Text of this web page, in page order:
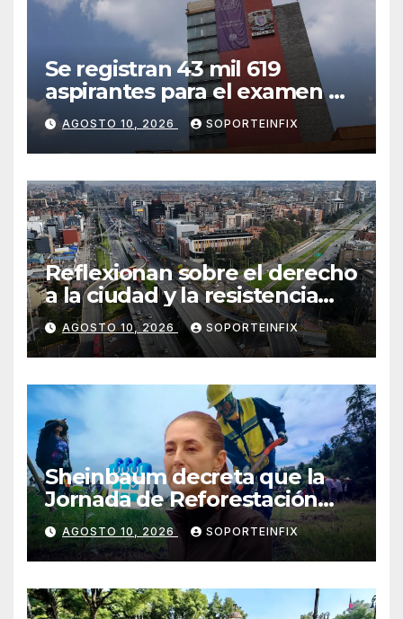
Se registran 43 mil 619
aspirantes para el examen de
ingreso a la UNAM; 74.3% del
total previo
AGOSTO 10, 2026 SOPORTEINFIX
Reflexionan sobre el derecho
a la ciudad y la resistencia
desde el barrio
AGOSTO 10, 2026 SOPORTEINFIX
Sheinbaum decreta que la
Jornada de Reforestación
sea cada segundo domingo
de agosto
AGOSTO 10, 2026 SOPORTEINFIX